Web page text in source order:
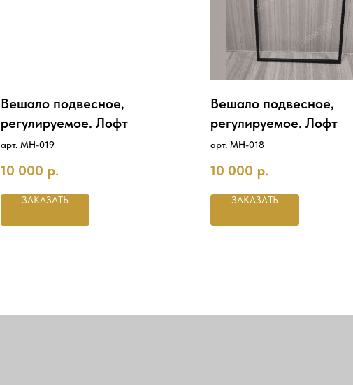
Вешало подвесное,
регулируемое. Лофт
арт. MH-019
10 000 р.
ЗАКАЗАТЬ
Вешало подвесное,
регулируемое. Лофт
арт. MH-018
10 000 р.
ЗАКАЗАТЬ